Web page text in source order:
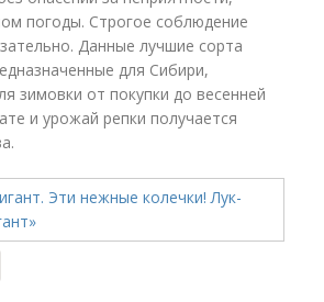
погоды. Строгое соблюдение
Данные лучшие сорта
для Сибири,
зимовки от покупки до весенней
и урожай репки получается